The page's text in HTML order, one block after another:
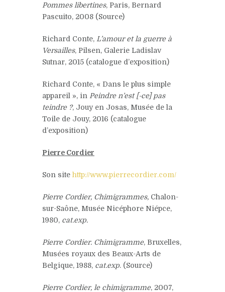
Pommes libertines, Paris, Bernard
Pascuito, 2008 (Source)
Richard Conte, L’amour et la guerre à
Versailles, Pilsen, Galerie Ladislav
Sutnar, 2015 (catalogue d’exposition)
Richard Conte, « Dans le plus simple
appareil », in Peindre n’est [-ce] pas
teindre ?, Jouy en Josas, Musée de la
Toile de Jouy, 2016 (catalogue
d’exposition)
Pierre Cordier
Son site http://www.pierrecordier.com/
Pierre Cordier, Chimigrammes, Chalon-
sur-Saône, Musée Nicéphore Niépce,
1980, cat.exp.
Pierre Cordier. Chimigramme, Bruxelles,
Musées royaux des Beaux-Arts de
Belgique, 1988, cat.exp. (Source)
Pierre Cordier, le chimigramme, 2007,